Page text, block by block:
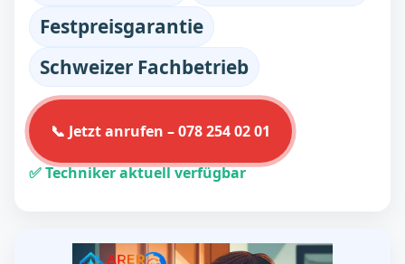
Festpreisgarantie
Schweizer Fachbetrieb
📞 Jetzt anrufen – 078 254 02 01
✅ Techniker aktuell verfügbar